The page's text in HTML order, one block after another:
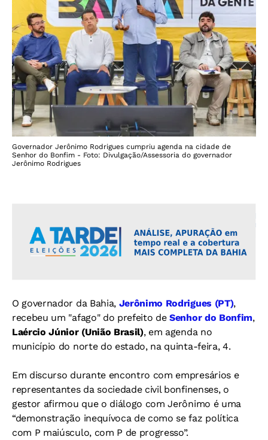
Governador Jerônimo Rodrigues cumpriu agenda na cidade de
Senhor do Bonfim - Foto: Divulgação/Assessoria do governador
Jerônimo Rodrigues
O governador da Bahia, Jerônimo Rodrigues (PT),
recebeu um "afago" do prefeito deSenhor do Bonfim,
Laércio Júnior (União Brasil), em agenda no
município do norte do estado, na quinta-feira, 4.
Em discurso durante encontro com empresários e
representantes da sociedade civil bonfinenses, o
gestor afirmou que o diálogo com Jerônimo é uma
“demonstração inequívoca de como se faz política
com P maiúsculo, com P de progresso”.